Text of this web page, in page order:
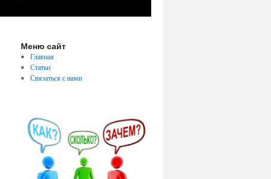
Меню сайт
Главная
Статьи
Связаться с нами